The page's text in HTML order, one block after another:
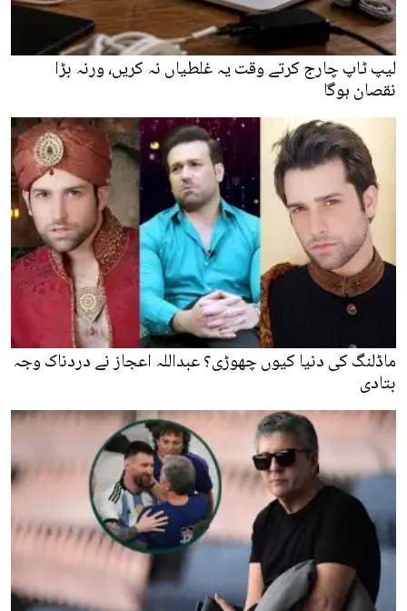
لیپ ٹاپ چارج کرتے وقت یہ غلطیاں نہ کریں، ورنہ بڑا
نقصان ہوگا
ماڈلنگ کی دنیا کیوں چھوڑی؟ عبداللہ اعجاز نے دردناک وجہ
بتادی